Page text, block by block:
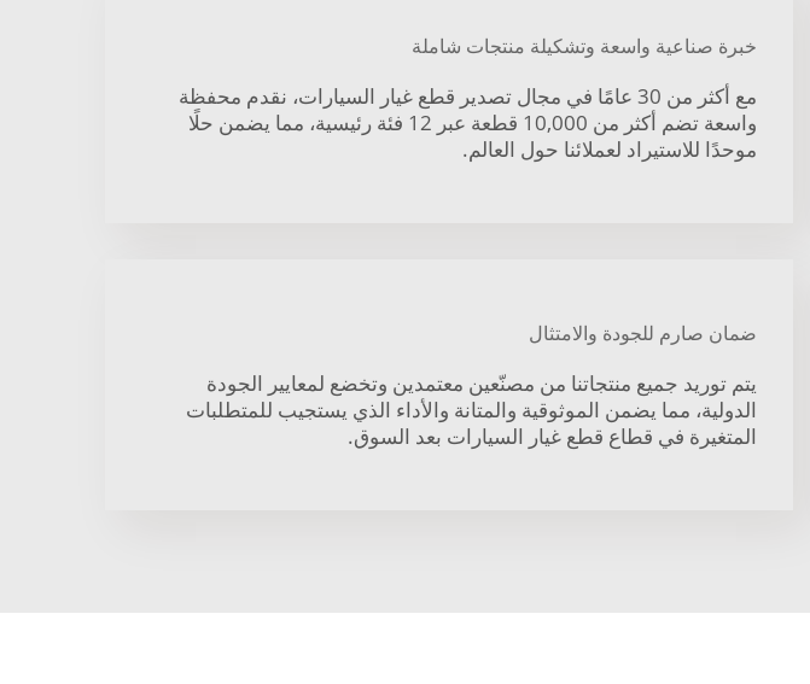
خبرة صناعية واسعة وتشكيلة منتجات شاملة
مع أكثر من 30 عامًا في مجال تصدير قطع غيار السيارات، نقدم محفظة
واسعة تضم أكثر من 10,000 قطعة عبر 12 فئة رئيسية، مما يضمن حلًا
موحدًا للاستيراد لعملائنا حول العالم.
ضمان صارم للجودة والامتثال
يتم توريد جميع منتجاتنا من مصنّعين معتمدين وتخضع لمعايير الجودة
الدولية، مما يضمن الموثوقية والمتانة والأداء الذي يستجيب للمتطلبات
المتغيرة في قطاع قطع غيار السيارات بعد السوق.